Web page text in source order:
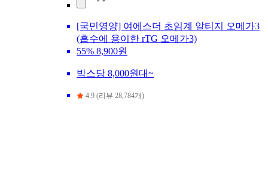
[국민영양] 여에스더 초임계 알티지 오메가3
(흡수에 용이한 rTG 오메가3)
55% 8,900원
박스당 8,000원대~
4.9 (리뷰 28,784개)